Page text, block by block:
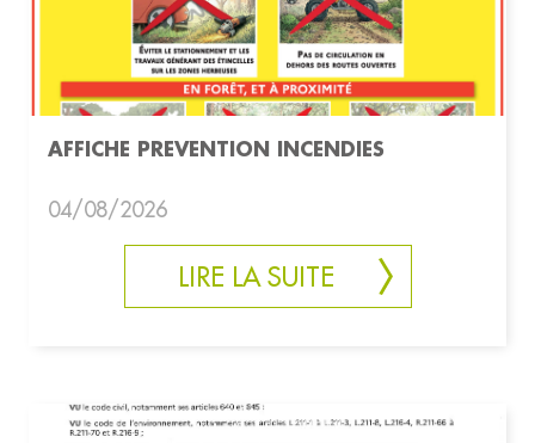
AFFICHE PREVENTION INCENDIES
04/08/2026
LIRE LA SUITE